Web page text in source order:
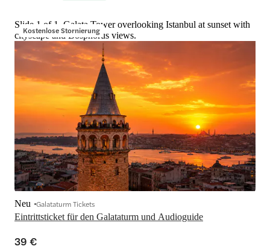
Kostenlose Stornierung
Slide 1 of 1, Galata Tower overlooking Istanbul at sunset with
cityscape and Bosphorus views.
Eintrittsticket für den Galataturm und Audioguide
Neu Galataturm Tickets
39 €